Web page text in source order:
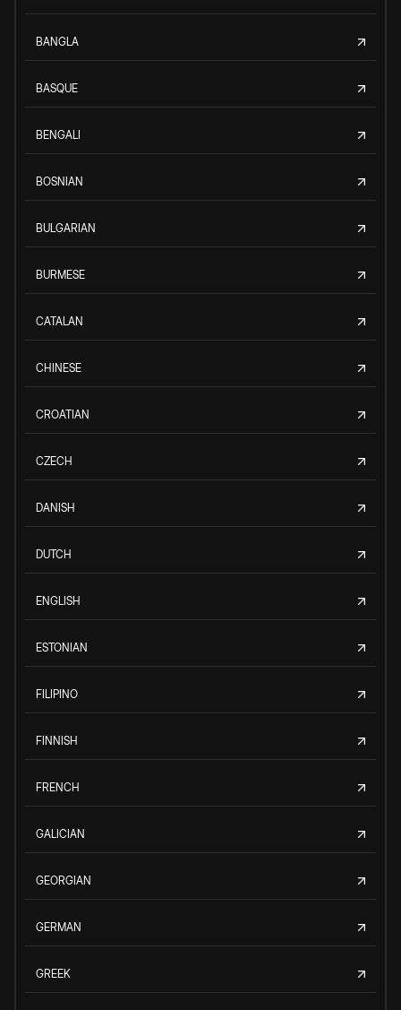
BANGLA
BASQUE
BENGALI
BOSNIAN
BULGARIAN
BURMESE
CATALAN
CHINESE
CROATIAN
CZECH
DANISH
DUTCH
ENGLISH
ESTONIAN
FILIPINO
FINNISH
FRENCH
GALICIAN
GEORGIAN
GERMAN
GREEK